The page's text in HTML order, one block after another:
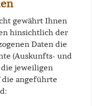
gewährt Ihnen
hinsichtlich der
Daten die
(Auskunfts- und
jeweiligen
die angeführte